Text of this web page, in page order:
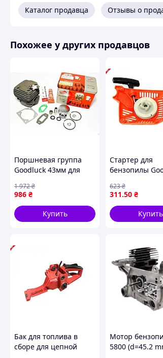
Каталог продавца Отзывы о
Похожее у других продавцов
Поршневая группа
Goodluck 43мм для
комплект для ремонта
и замены деталей
986 ₴
1 972₴
Купить
Стартер для
бензопилы
надежного
вашего
311.50 ₴
623₴
Купить
Бак для топлива в
сборе для цепной
Мотор
5800 (d=45.2